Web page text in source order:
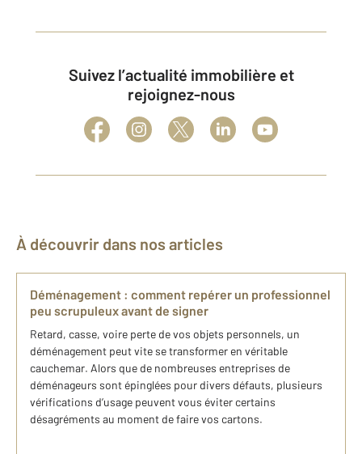
Suivez l’actualité immobilière et
rejoignez-nous
À découvrir dans nos articles
Déménagement : comment repérer un professionnel
peu scrupuleux avant de signer
Retard, casse, voire perte de vos objets personnels, un
déménagement peut vite se transformer en véritable
cauchemar. Alors que de nombreuses entreprises de
déménageurs sont épinglées pour divers défauts, plusieurs
vérifications d’usage peuvent vous éviter certains
désagréments au moment de faire vos cartons.